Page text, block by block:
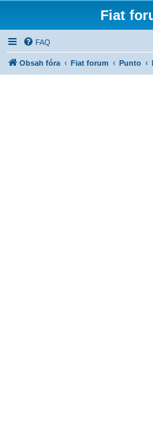
Fiat
FAQ
Obsah fóra Fiat forum Punto